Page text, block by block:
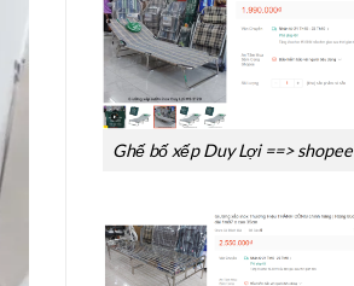
Ghế bố xếp Duy Lợi ==> shopee